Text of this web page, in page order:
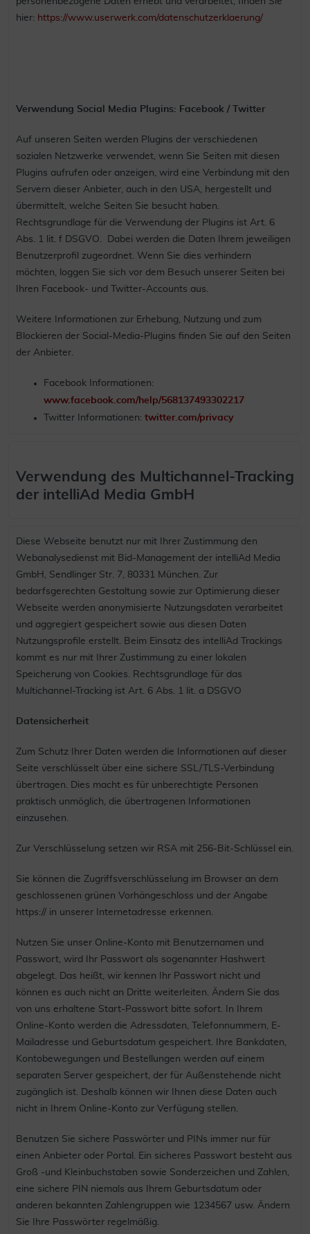
hier: https://www.userwerk.com/datenschutzerklaerung/
Verwendung Social Media Plugins: Facebook / Twitter
Auf unseren Seiten werden Plugins der verschiedenen
sozialen Netzwerke verwendet, wenn Sie Seiten mit diesen
Plugins aufrufen oder anzeigen, wird eine Verbindung mit den
Servern dieser Anbieter, auch in den USA, hergestellt und
übermittelt, welche Seiten Sie besucht haben.
Rechtsgrundlage für die Verwendung der Plugins ist Art. 6
Abs. 1 lit. f DSGVO. Dabei werden die Daten Ihrem jeweiligen
Benutzerprofil zugeordnet. Wenn Sie dies verhindern
möchten, loggen Sie sich vor dem Besuch unserer Seiten bei
Ihren Facebook- und Twitter-Accounts aus.
Weitere Informationen zur Erhebung, Nutzung und zum
Blockieren der Social-Media-Plugins finden Sie auf den Seiten
der Anbieter.
Facebook Informationen:
www.facebook.com/help/568137493302217
Twitter Informationen: twitter.com/privacy
Verwendung des Multichannel-Tracking
der intelliAd Media GmbH
Diese Webseite benutzt nur mit Ihrer Zustimmung den
Webanalysedienst mit Bid-Management der intelliAd Media
GmbH, Sendlinger Str. 7, 80331 München. Zur
bedarfsgerechten Gestaltung sowie zur Optimierung dieser
Webseite werden anonymisierte Nutzungsdaten verarbeitet
und aggregiert gespeichert sowie aus diesen Daten
Nutzungsprofile erstellt. Beim Einsatz des intelliAd Trackings
kommt es nur mit Ihrer Zustimmung zu einer lokalen
Speicherung von Cookies. Rechtsgrundlage für das
Multichannel-Tracking ist Art. 6 Abs. 1 lit. a DSGVO
Datensicherheit
Zum Schutz Ihrer Daten werden die Informationen auf dieser
Seite verschlüsselt über eine sichere SSL/TLS-Verbindung
übertragen. Dies macht es für unberechtigte Personen
praktisch unmöglich, die übertragenen Informationen
einzusehen.
Zur Verschlüsselung setzen wir RSA mit 256-Bit-Schlüssel ein.
Sie können die Zugriffsverschlüsselung im Browser an dem
geschlossenen grünen Vorhängeschloss und der Angabe
https:// in unserer Internetadresse erkennen.
Nutzen Sie unser Online-Konto mit Benutzernamen und
Passwort, wird Ihr Passwort als sogenannter Hashwert
abgelegt. Das heißt, wir kennen Ihr Passwort nicht und
können es auch nicht an Dritte weiterleiten. Ändern Sie das
von uns erhaltene Start-Passwort bitte sofort. In Ihrem
Online-Konto werden die Adressdaten, Telefonnummern, E-
Mailadresse und Geburtsdatum gespeichert. Ihre Bankdaten,
Kontobewegungen und Bestellungen werden auf einem
separaten Server gespeichert, der für Außenstehende nicht
zugänglich ist. Deshalb können wir Ihnen diese Daten auch
nicht in Ihrem Online-Konto zur Verfügung stellen.
Benutzen Sie sichere Passwörter und PINs immer nur für
einen Anbieter oder Portal. Ein sicheres Passwort besteht aus
Groß -und Kleinbuchstaben sowie Sonderzeichen und Zahlen,
eine sichere PIN niemals aus Ihrem Geburtsdatum oder
anderen bekannten Zahlengruppen wie 1234567 usw. Ändern
Sie Ihre Passwörter regelmäßig.